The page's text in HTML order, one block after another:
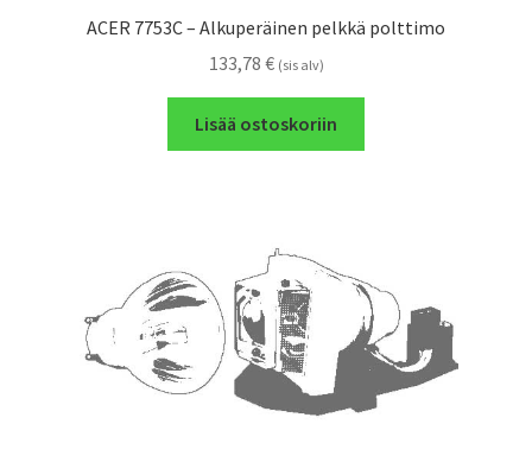
ACER 7753C – Alkuperäinen pelkkä polttimo
133,78 € (sis alv)
Lisää ostoskoriin